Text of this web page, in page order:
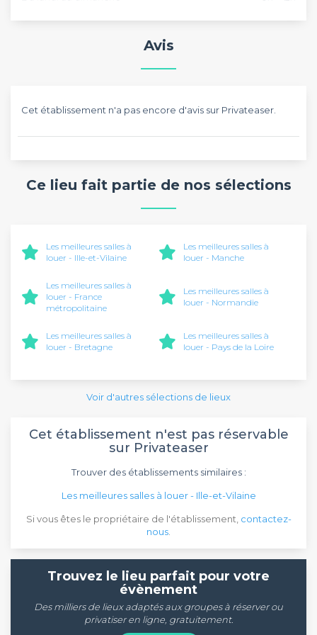
Avis
Cet établissement n'a pas encore d'avis sur Privateaser.
Ce lieu fait partie de nos sélections
Les meilleures salles à
louer - Ille-et-Vilaine
Les meilleures salles à
louer - Manche
Les meilleures salles à
louer - France
métropolitaine
Les meilleures salles à
louer - Normandie
Les meilleures salles à
louer - Bretagne
Les meilleures salles à
louer - Pays de la Loire
Voir d'autres sélections de lieux
Cet établissement n'est pas réservable
sur Privateaser
Trouver des établissements similaires :
Les meilleures salles à louer - Ille-et-Vilaine
Si vous êtes le propriétaire de l'établissement, contactez-
nous
Trouvez le lieu parfait pour votre
évènement
Des milliers de lieux adaptés aux groupes à réserver ou
privatiser en ligne, gratuitement.